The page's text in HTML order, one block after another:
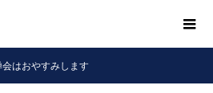
会はおやすみします